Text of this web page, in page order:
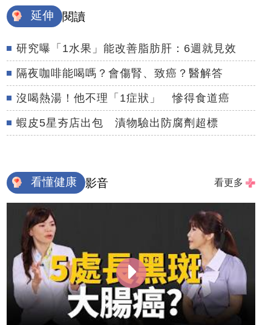
延伸 閱讀
研究曝「1水果」能改善脂肪肝：6週就見效
隔夜咖啡能喝嗎？會傷腎、致癌？醫解答
沒喝熱湯！他不理「1症狀」 慘得食道癌
蝦皮5星夯店出包 漬物驗出防腐劑超標
看懂健康 影音 看更多